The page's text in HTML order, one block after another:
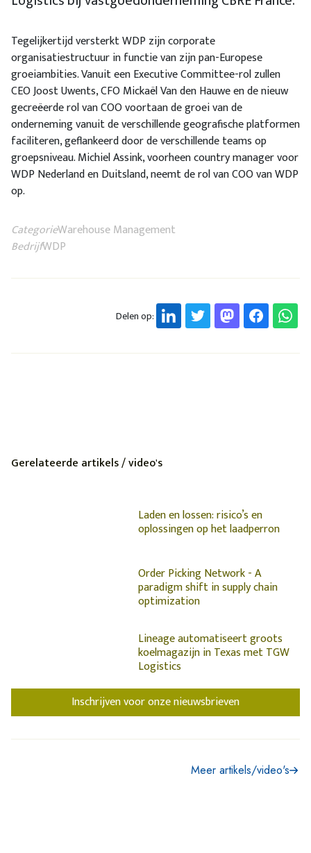
Tegelijkertijd versterkt WDP zijn corporate
organisatiestructuur in functie van zijn pan-Europese
groeiambities. Vanuit een Executive Committee-rol zullen
CEO Joost Uwents, CFO Mickaël Van den Hauwe en de nieuw
gecreëerde rol van COO voortaan de groei van de
onderneming vanuit de verschillende geografische platformen
faciliteren, geflankeerd door de verschillende teams op
groepsniveau. Michiel Assink, voorheen country manager voor
WDP Nederland en Duitsland, neemt de rol van COO van WDP
op.
CategorieWarehouse Management
BedrijfWDP
Delen op:
Gerelateerde artikels / video's
Laden en lossen: risico’s en
oplossingen op het laadperron
Order Picking Network - A
paradigm shift in supply chain
optimization
Lineage automatiseert groots
koelmagazijn in Texas met TGW
Logistics
Inschrijven voor onze nieuwsbrieven
Meer artikels/video's